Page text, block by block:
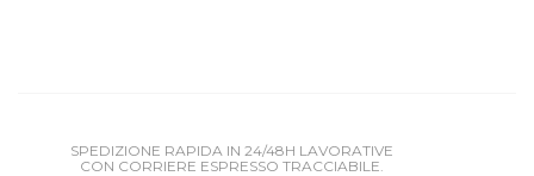
SPEDIZIONE RAPIDA IN 24/48H LAVORATIVE
CON CORRIERE ESPRESSO TRACCIABILE.